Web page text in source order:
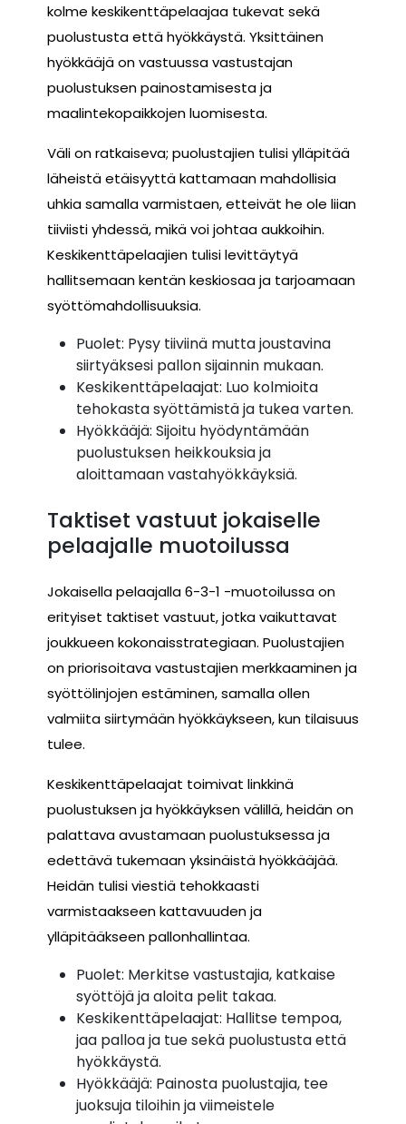
kolme keskikenttäpelaajaa tukevat sekä
puolustusta että hyökkäystä. Yksittäinen
hyökkääjä on vastuussa vastustajan
puolustuksen painostamisesta ja
maalintekopaikkojen luomisesta.
Väli on ratkaiseva; puolustajien tulisi ylläpitää
läheistä etäisyyttä kattamaan mahdollisia
uhkia samalla varmistaen, etteivät he ole liian
tiiviisti yhdessä, mikä voi johtaa aukkoihin.
Keskikenttäpelaajien tulisi levittäytyä
hallitsemaan kentän keskiosaa ja tarjoamaan
syöttömahdollisuuksia.
Puolet: Pysy tiiviinä mutta joustavina
siirtyäksesi pallon sijainnin mukaan.
Keskikenttäpelaajat: Luo kolmioita
tehokasta syöttämistä ja tukea varten.
Hyökkääjä: Sijoitu hyödyntämään
puolustuksen heikkouksia ja
aloittamaan vastahyökkäyksiä.
Taktiset vastuut jokaiselle
pelaajalle muotoilussa
Jokaisella pelaajalla 6-3-1 -muotoilussa on
erityiset taktiset vastuut, jotka vaikuttavat
joukkueen kokonaisstrategiaan. Puolustajien
on priorisoitava vastustajien merkkaaminen ja
syöttölinjojen estäminen, samalla ollen
valmiita siirtymään hyökkäykseen, kun tilaisuus
tulee.
Keskikenttäpelaajat toimivat linkkinä
puolustuksen ja hyökkäyksen välillä, heidän on
palattava avustamaan puolustuksessa ja
edettävä tukemaan yksinäistä hyökkääjää.
Heidän tulisi viestiä tehokkaasti
varmistaakseen kattavuuden ja
ylläpitääkseen pallonhallintaa.
Puolet: Merkitse vastustajia, katkaise
syöttöjä ja aloita pelit takaa.
Keskikenttäpelaajat: Hallitse tempoa,
jaa palloa ja tue sekä puolustusta että
hyökkäystä.
Hyökkääjä: Painosta puolustajia, tee
juoksuja tiloihin ja viimeistele